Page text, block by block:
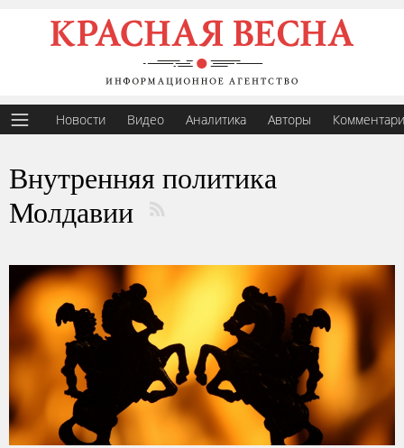
Новости Видео Аналитика Авторы
Внутренняя политика
Молдавии